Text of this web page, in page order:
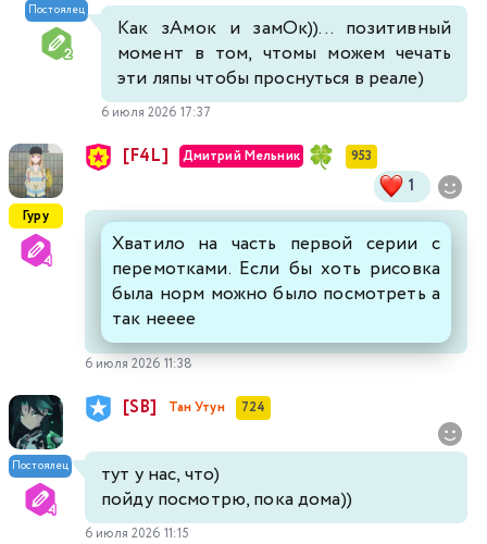
Постоялец
Как зАмок и замОк))... позитивный
момент в том, чтомы можем чечать
эти ляпы чтобы проснуться в реале)
6 июля 2026 17:37
Гуру
[F4L] Дмитрий Мельник 953
1
Хватило на часть первой серии с
перемотками. Если бы хоть рисовка
была норм можно было посмотреть а
так нееее
6 июля 2026 11:38
Постоялец
[SB] Тан Утун 724
тут у нас, что)
пойду посмотрю, пока дома))
6 июля 2026 11:15